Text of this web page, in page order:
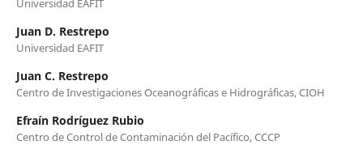
Universidad EAFIT
Juan D. Restrepo
Universidad EAFIT
Juan C. Restrepo
Centro de Investigaciones Oceanográficas e Hidrográficas, CIOH
Efraín Rodríguez Rubio
Centro de Control de Contaminación del Pacífico, CCCP